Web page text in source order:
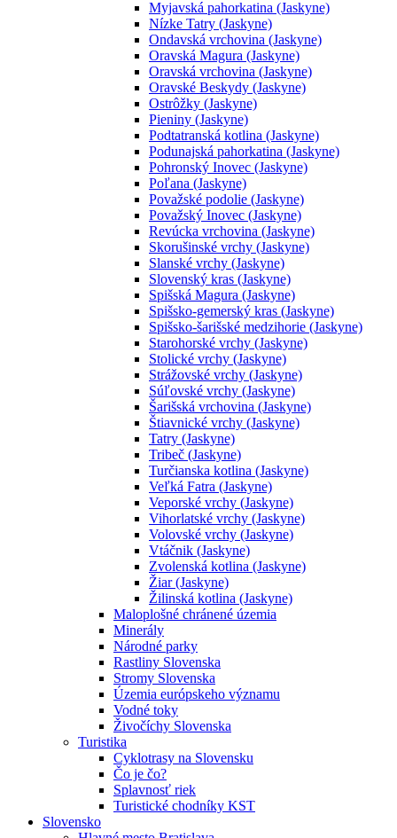
Myjavská pahorkatina (Jaskyne)
Nízke Tatry (Jaskyne)
Ondavská vrchovina (Jaskyne)
Oravská Magura (Jaskyne)
Oravská vrchovina (Jaskyne)
Oravské Beskydy (Jaskyne)
Ostrôžky (Jaskyne)
Pieniny (Jaskyne)
Podtatranská kotlina (Jaskyne)
Podunajská pahorkatina (Jaskyne)
Pohronský Inovec (Jaskyne)
Poľana (Jaskyne)
Považské podolie (Jaskyne)
Považský Inovec (Jaskyne)
Revúcka vrchovina (Jaskyne)
Skorušinské vrchy (Jaskyne)
Slanské vrchy (Jaskyne)
Slovenský kras (Jaskyne)
Spišská Magura (Jaskyne)
Spišsko-gemerský kras (Jaskyne)
Spišsko-šarišské medzihorie (Jaskyne)
Starohorské vrchy (Jaskyne)
Stolické vrchy (Jaskyne)
Strážovské vrchy (Jaskyne)
Súľovské vrchy (Jaskyne)
Šarišská vrchovina (Jaskyne)
Štiavnické vrchy (Jaskyne)
Tatry (Jaskyne)
Tribeč (Jaskyne)
Turčianska kotlina (Jaskyne)
Veľká Fatra (Jaskyne)
Veporské vrchy (Jaskyne)
Vihorlatské vrchy (Jaskyne)
Volovské vrchy (Jaskyne)
Vtáčnik (Jaskyne)
Zvolenská kotlina (Jaskyne)
Žiar (Jaskyne)
Žilinská kotlina (Jaskyne)
Maloplošné chránené územia
Minerály
Národné parky
Rastliny Slovenska
Stromy Slovenska
Územia európskeho významu
Vodné toky
Živočíchy Slovenska
Turistika
Cyklotrasy na Slovensku
Čo je čo?
Splavnosť riek
Turistické chodníky KST
Slovensko